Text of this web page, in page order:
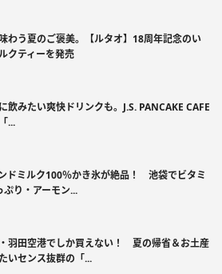
わう夏のご褒美。【ルタオ】18周年記念のい
クティーを発売
飲みたい爽快ドリンクも。J.S. PANCAKE CAFE
...
ドミルク100％かき氷が絶品！ 池袋でビタミ
ぷり・アーモン...
羽田空港でしか買えない！ 夏の帰省＆お土産
いセンス抜群の「...